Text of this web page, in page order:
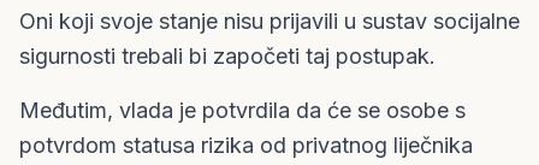
Oni koji svoje stanje nisu prijavili u sustav socijalne
sigurnosti trebali bi započeti taj postupak.
Međutim, vlada je potvrdila da će se osobe s
potvrdom statusa rizika od privatnog liječnika